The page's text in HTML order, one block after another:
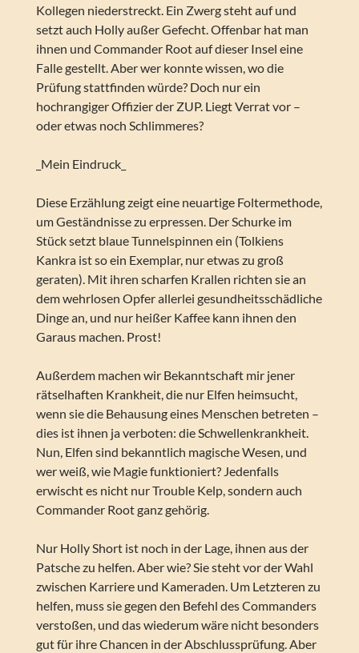
Kollegen niederstreckt. Ein Zwerg steht auf und
setzt auch Holly außer Gefecht. Offenbar hat man
ihnen und Commander Root auf dieser Insel eine
Falle gestellt. Aber wer konnte wissen, wo die
Prüfung stattfinden würde? Doch nur ein
hochrangiger Offizier der ZUP. Liegt Verrat vor –
oder etwas noch Schlimmeres?
_Mein Eindruck_
Diese Erzählung zeigt eine neuartige Foltermethode,
um Geständnisse zu erpressen. Der Schurke im
Stück setzt blaue Tunnelspinnen ein (Tolkiens
Kankra ist so ein Exemplar, nur etwas zu groß
geraten). Mit ihren scharfen Krallen richten sie an
dem wehrlosen Opfer allerlei gesundheitsschädliche
Dinge an, und nur heißer Kaffee kann ihnen den
Garaus machen. Prost!
Außerdem machen wir Bekanntschaft mir jener
rätselhaften Krankheit, die nur Elfen heimsucht,
wenn sie die Behausung eines Menschen betreten –
dies ist ihnen ja verboten: die Schwellenkrankheit.
Nun, Elfen sind bekanntlich magische Wesen, und
wer weiß, wie Magie funktioniert? Jedenfalls
erwischt es nicht nur Trouble Kelp, sondern auch
Commander Root ganz gehörig.
Nur Holly Short ist noch in der Lage, ihnen aus der
Patsche zu helfen. Aber wie? Sie steht vor der Wahl
zwischen Karriere und Kameraden. Um Letzteren zu
helfen, muss sie gegen den Befehl des Commanders
verstoßen, und das wiederum wäre nicht besonders
gut für ihre Chancen in der Abschlussprüfung. Aber